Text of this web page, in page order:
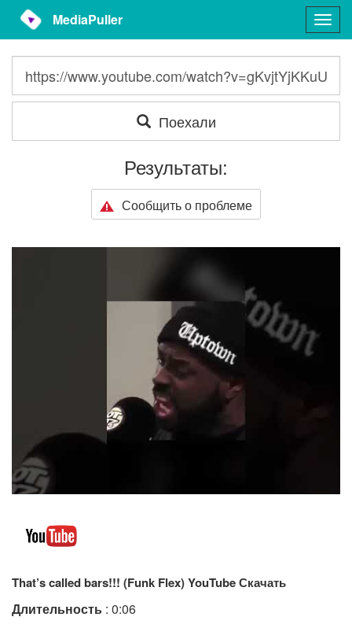
MediaPuller
Поехали
Результаты:
Сообщить о проблеме
That’s called bars!!! (Funk Flex) YouTube Скачать
Длительность : 0:06